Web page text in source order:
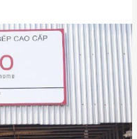
Ngô Thì Nhậm,
Hà Nội
Long Biên, Hà
Thanh Đa, Phúc